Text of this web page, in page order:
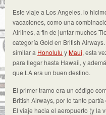
Este viaje a Los Angeles, lo
vacaciones, como una
Airlines, a fin de juntar muchos
categoría Gold en British
similar a Honolulu yMaui, esta
para llegar hasta Hawaii, y
que LA era un buen destino.
El primer tramo era un código
British Airways, por lo tanto partía
El viaje hacia el aeropuerto (y la